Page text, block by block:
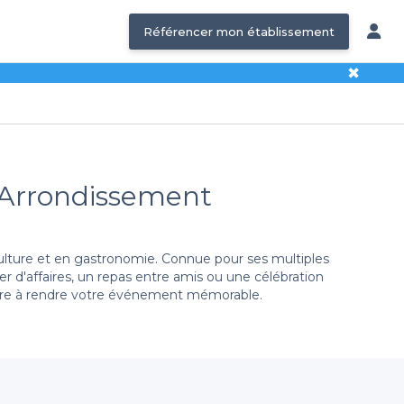
Référencer mon établissement
✖
et en gastronomie. Connue pour ses multiples
d'affaires, un repas entre amis ou une célébration
à rendre votre événement mémorable.
agréable. Nous vous proposons une sélection
Des options variées en matière de plats, de